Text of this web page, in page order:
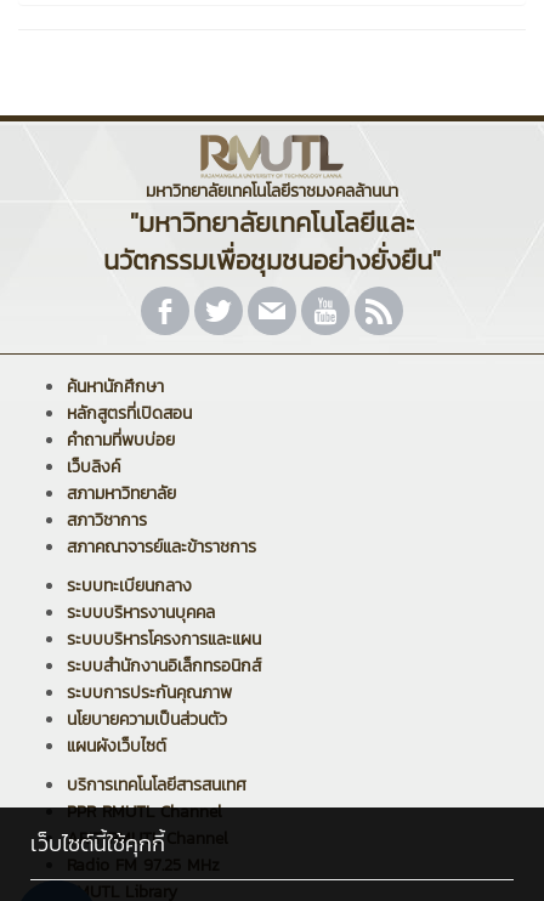
มหาวิทยาลัยเทคโนโลยีราชมงคลล้านนา
"มหาวิทยาลัยเทคโนโลยีและ
นวัตกรรมเพื่อชุมชนอย่างยั่งยืน"
ค้นหานักศึกษา
หลักสูตรที่เปิดสอน
คำถามที่พบบ่อย
เว็บลิงค์
สภามหาวิทยาลัย
สภาวิชาการ
สภาคณาจารย์และข้าราชการ
ระบบทะเบียนกลาง
ระบบบริหารงานบุคคล
ระบบบริหารโครงการและแผน
ระบบสำนักงานอิเล็กทรอนิกส์
ระบบการประกันคุณภาพ
นโยบายความเป็นส่วนตัว
แผนผังเว็บไซต์
บริการเทคโนโลยีสารสนเทศ
PPR RMUTL Channel
ARIT RMUTL Channel
Radio FM 97.25 MHz
เว็บไซต์นี้ใช้คุกกี้